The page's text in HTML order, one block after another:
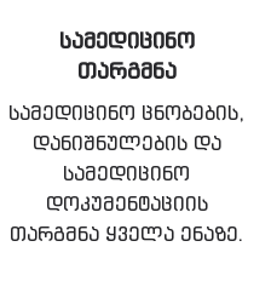
ᲡᲐᲛᲔᲓᲘᲪᲘᲜᲝ
ᲗᲐᲠᲒᲛᲜᲐ
სამედიცინო ცნობების,
დანიშნულების და
სამედიცინო
დოკუმენტაციის
თარგმნა ყველა ენაზე.